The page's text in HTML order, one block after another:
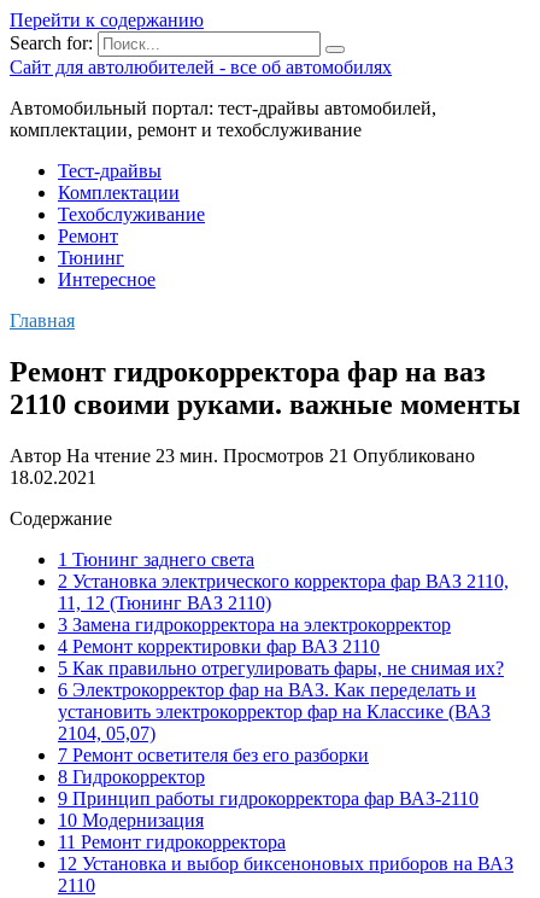
Перейти к содержанию
Search for:
Сайт для автолюбителей - все об автомобилях
Автомобильный портал: тест-драйвы автомобилей,
комплектации, ремонт и техобслуживание
Тест-драйвы
Комплектации
Техобслуживание
Ремонт
Тюнинг
Интересное
Главная
Ремонт гидрокорректора фар на ваз
2110 своими руками. важные моменты
Автор На чтение 23 мин. Просмотров 21 Опубликовано
18.02.2021
Содержание
1 Тюнинг заднего света
2 Установка электрического корректора фар ВАЗ 2110,
11, 12 (Тюнинг ВАЗ 2110)
3 Замена гидрокорректора на электрокорректор
4 Ремонт корректировки фар ВАЗ 2110
5 Как правильно отрегулировать фары, не снимая их?
6 Электрокорректор фар на ВАЗ. Как переделать и
установить электрокорректор фар на Классике (ВАЗ
2104, 05,07)
7 Ремонт осветителя без его разборки
8 Гидрокорректор
9 Принцип работы гидрокорректора фар ВАЗ-2110
10 Модернизация
11 Ремонт гидрокорректора
12 Установка и выбор биксеноновых приборов на ВАЗ
2110